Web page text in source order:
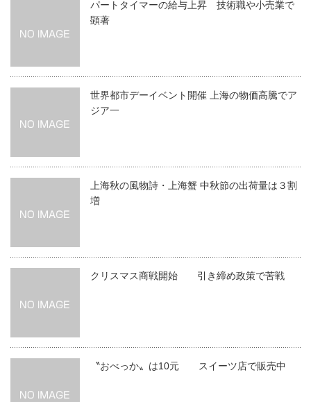
パートタイマーの給与上昇 技術職や小売業で
顕著
世界都市デーイベント開催 上海の物価高騰でア
ジア一
上海秋の風物詩・上海蟹 中秋節の出荷量は３割
増
クリスマス商戦開始 引き締め政策で苦戦
〝おべっか〟は10元 スイーツ店で販売中